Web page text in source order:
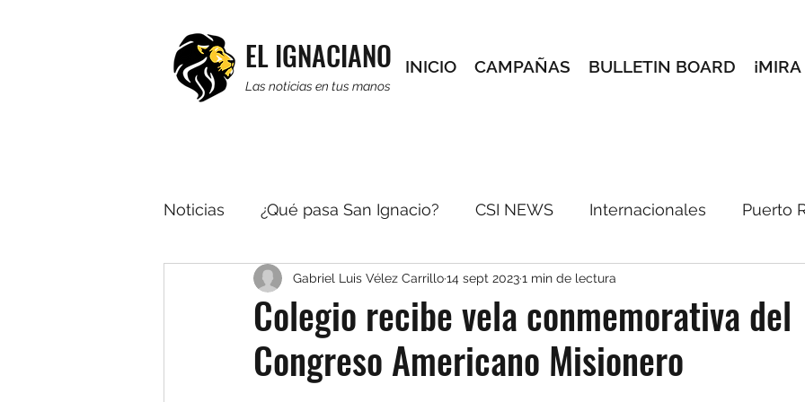
EL IGNACIANO
Las noticias en tus manos
INICIO CAMPAÑAS BULLETIN BOARD
Noticias ¿Qué pasa San Ignacio? CSI NEWS Internacionales Puerto
Religión Editorial Rincón Creativo Conoce a tus maestros
Multimedia Noticias breves e-blast Pórtate Bonito
Colegio recibe vela conmemorativa del
Congreso Americano Misionero
Gabriel Luis Vélez Carrillo14 sept 20231 min de lectura